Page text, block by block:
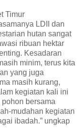
Timur
LDII dan
hutan sangat
ribuan hektar
Kesadaran
minim, terus kita
yang juga
masih kurang,
kegiatan kali ini
bersama
mudahan kegiatan
ibadah.” ungkap